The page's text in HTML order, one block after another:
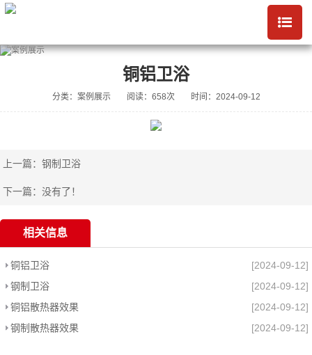
铜铝卫浴
分类：案例展示 阅读：658次 时间：2024-09-12
上一篇：钢制卫浴
下一篇：没有了！
相关信息
铜铝卫浴
[2024-09-12]
钢制卫浴
[2024-09-12]
铜铝散热器效果
[2024-09-12]
钢制散热器效果
[2024-09-12]